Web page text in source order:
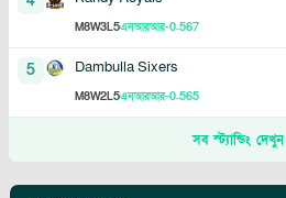
M8W3L5এনআরআর-0.567
5 Dambulla Sixers
M8W2L5এনআরআর-0.565
সব স্ট্যান্ডিং দেখুন